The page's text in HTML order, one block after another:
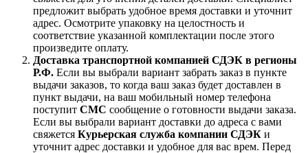
предложит выбрать удобное время доставки и уточнит
адрес. Осмотрите упаковку на целостность и
соответствие указанной комплектации после этого
произведите оплату.
Доставка транспортной компанией СДЭК в регионы
Р.Ф. Если вы выбрали вариант забрать заказ в пункте
выдачи заказов, то когда ваш заказ будет доставлен в
пункт выдачи, на ваш мобильный номер телефона
поступит СМС сообщение о готовности выдачи заказа.
Если вы выбрали вариант доставки до адреса с вами
свяжется Курьерская служба компании СДЭК и
уточнит адрес доставки и удобное для вас врем. Перед